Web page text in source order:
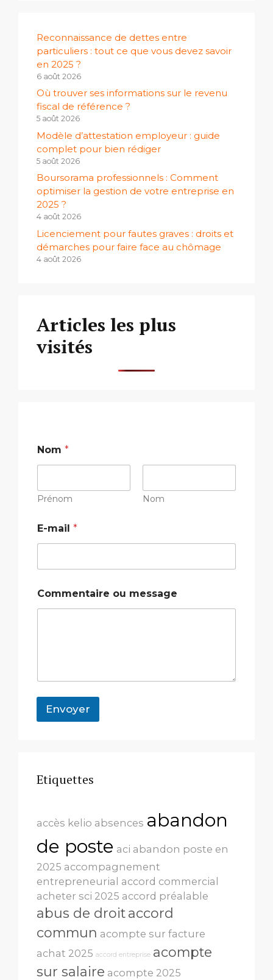
Reconnaissance de dettes entre
particuliers : tout ce que vous devez savoir
en 2025 ?
6 août 2026
Où trouver ses informations sur le revenu
fiscal de référence ?
5 août 2026
Modèle d’attestation employeur : guide
complet pour bien rédiger
5 août 2026
Boursorama professionnels : Comment
optimiser la gestion de votre entreprise en
2025 ?
4 août 2026
Licenciement pour fautes graves : droits et
démarches pour faire face au chômage
4 août 2026
Articles les plus
visités
E
-
i
o
m
e
t
Nom *
Prénom Nom
E-mail *
Commentaire ou message
Envoyer
Etiquettes
accès kelio absences abandon
de poste aci abandon poste en
2025 accompagnement
entrepreneurial accord commercial
acheter sci 2025 accord préalable
abus de droitaccord
commun acompte sur facture
achat 2025 accord entreprise acompte
sur salaire acompte 2025